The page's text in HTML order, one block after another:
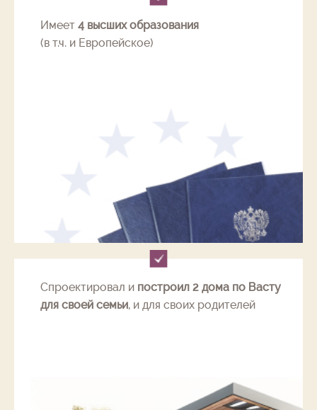
Имеет 4 высших образования
(в т.ч. и Европейское)
Спроектировал и построил 2 дома по Васту
для своей семьи, и для своих родителей